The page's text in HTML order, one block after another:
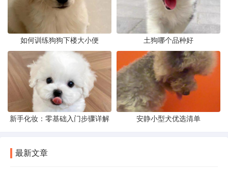
如何训练狗狗下楼大小便 土狗哪个品种好
新手化妆：零基础入门步骤详解 安静小型犬优选清单
最新文章